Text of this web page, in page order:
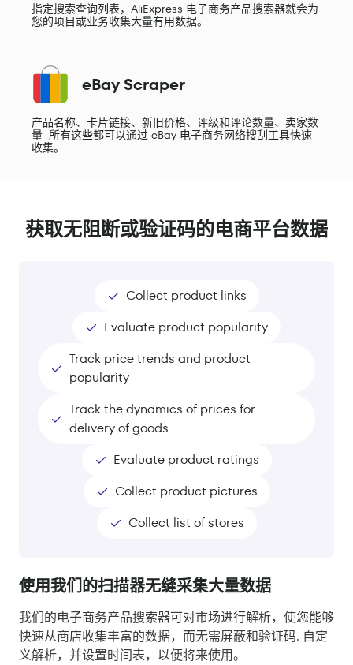
指定搜索查询列表，AliExpress 电子商务产品搜索器就会为
您的项目或业务收集大量有用数据。
eBay Scraper
产品名称、卡片链接、新旧价格、评级和评论数量、卖家数
量--所有这些都可以通过 eBay 电子商务网络搜刮工具快速
收集。
获取无阻断或验证码的电商平台数据
使用我们的扫描器无缝采集大量数据
我们的电子商务产品搜索器可对市场进行解析，使您能够
快速从商店收集丰富的数据，而无需屏蔽和验证码. 自定
义解析，并设置时间表，以便将来使用。
Collect product links
Evaluate product popularity
Track price trends and product
popularity
Track the dynamics of prices for
delivery of goods
Evaluate product ratings
Collect product pictures
Collect list of stores